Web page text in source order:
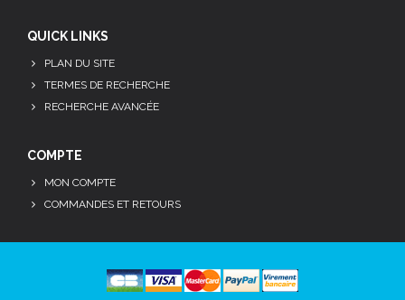
QUICK LINKS
PLAN DU SITE
TERMES DE RECHERCHE
RECHERCHE AVANCÉE
COMPTE
MON COMPTE
COMMANDES ET RETOURS